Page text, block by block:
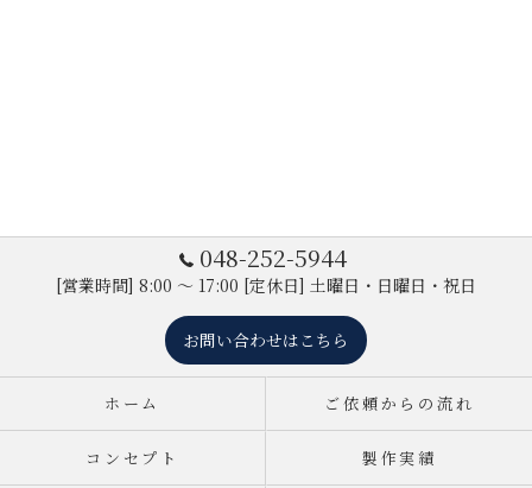
048-252-5944
[営業時間] 8:00 ～ 17:00 [定休日] 土曜日・日曜日・祝日
お問い合わせはこちら
ホーム ご依頼からの流れ
コンセプト 製作実績